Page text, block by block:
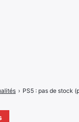
› PS5 : pas de stock